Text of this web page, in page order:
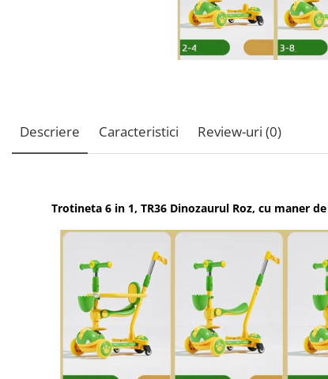
Descriere Caracteristici Review-uri (0)
Trotineta 6 in 1, TR36 Dinozaurul Roz, cu maner